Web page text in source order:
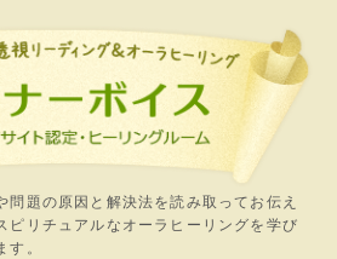
問題の原因と解決法を読み取ってお伝え
ピリチュアルなオーラヒーリングを学び
す。